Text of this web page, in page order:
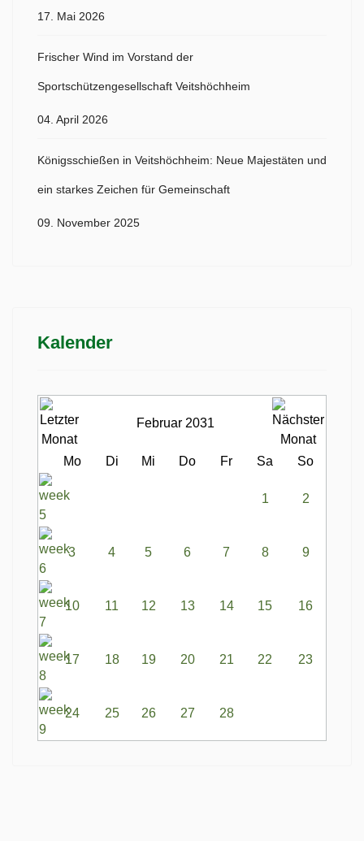
17. Mai 2026
Frischer Wind im Vorstand der
Sportschützengesellschaft Veitshöchheim
04. April 2026
Königsschießen in Veitshöchheim: Neue Majestäten und
ein starkes Zeichen für Gemeinschaft
09. November 2025
Kalender
Februar 2031
Mo Di Mi Do Fr Sa So
1 2
3 4 5 6 7 8 9
10 11 12 13 14 15 16
17 18 19 20 21 22 23
24 25 26 27 28